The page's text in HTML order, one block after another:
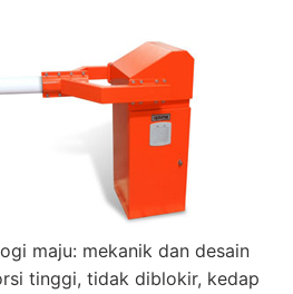
maju: mekanik dan desain
tinggi, tidak diblokir, kedap